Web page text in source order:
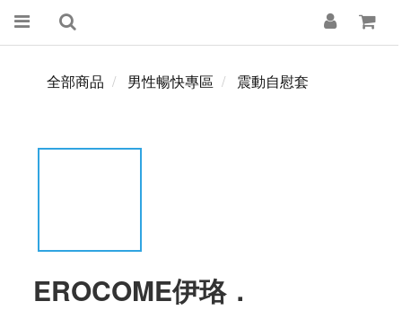
全部商品 男性暢快專區 震動自慰套
EROCOME伊珞．